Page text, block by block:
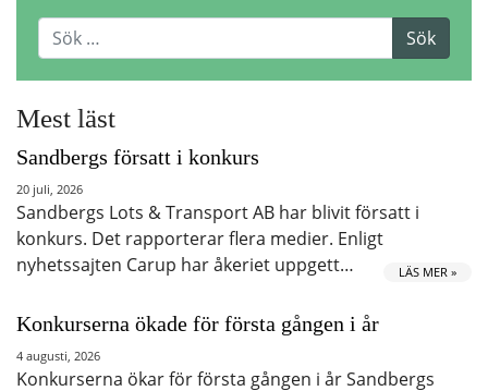
Mest läst
Sandbergs försatt i konkurs
20 juli, 2026
Sandbergs Lots & Transport AB har blivit försatt i
konkurs. Det rapporterar flera medier. Enligt
nyhetssajten Carup har åkeriet uppgett…
LÄS MER »
Konkurserna ökade för första gången i år
4 augusti, 2026
Konkurserna ökar för första gången i år Sandbergs